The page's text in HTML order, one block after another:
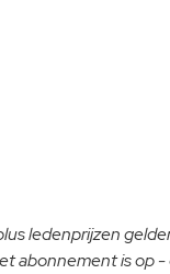
ledenprijzen
abonnement is op